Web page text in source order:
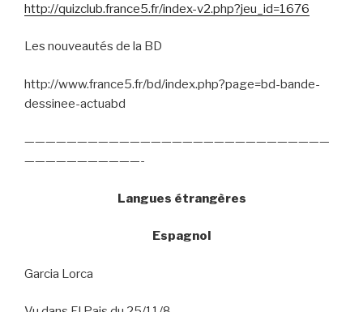
http://quizclub.france5.fr/index-v2.php?jeu_id=1676
Les nouveautés de la BD
http://www.france5.fr/bd/index.php?page=bd-bande-
dessinee-actuabd
—————————————————————————————
———————————-
Langues étrangères
Espagnol
Garcia Lorca